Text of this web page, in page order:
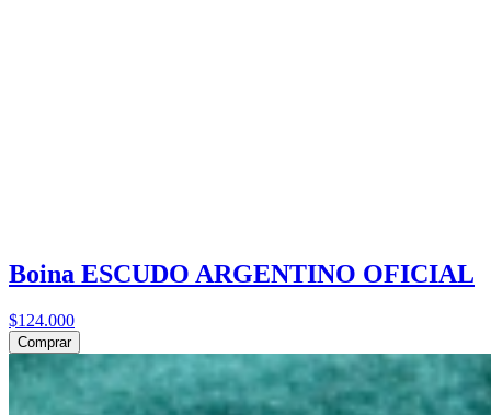
Boina ESCUDO ARGENTINO OFICIAL
$124.000
Comprar